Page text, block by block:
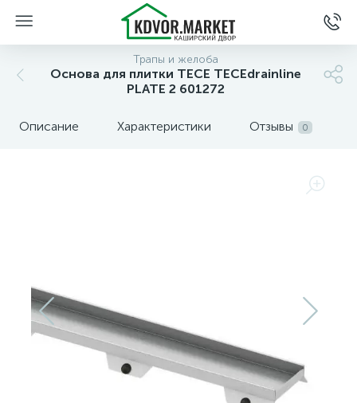
Трапы и желоба
Основа для плитки TECE TECEdrainline
PLATE 2 601272
Описание Характеристики Отзывы 0